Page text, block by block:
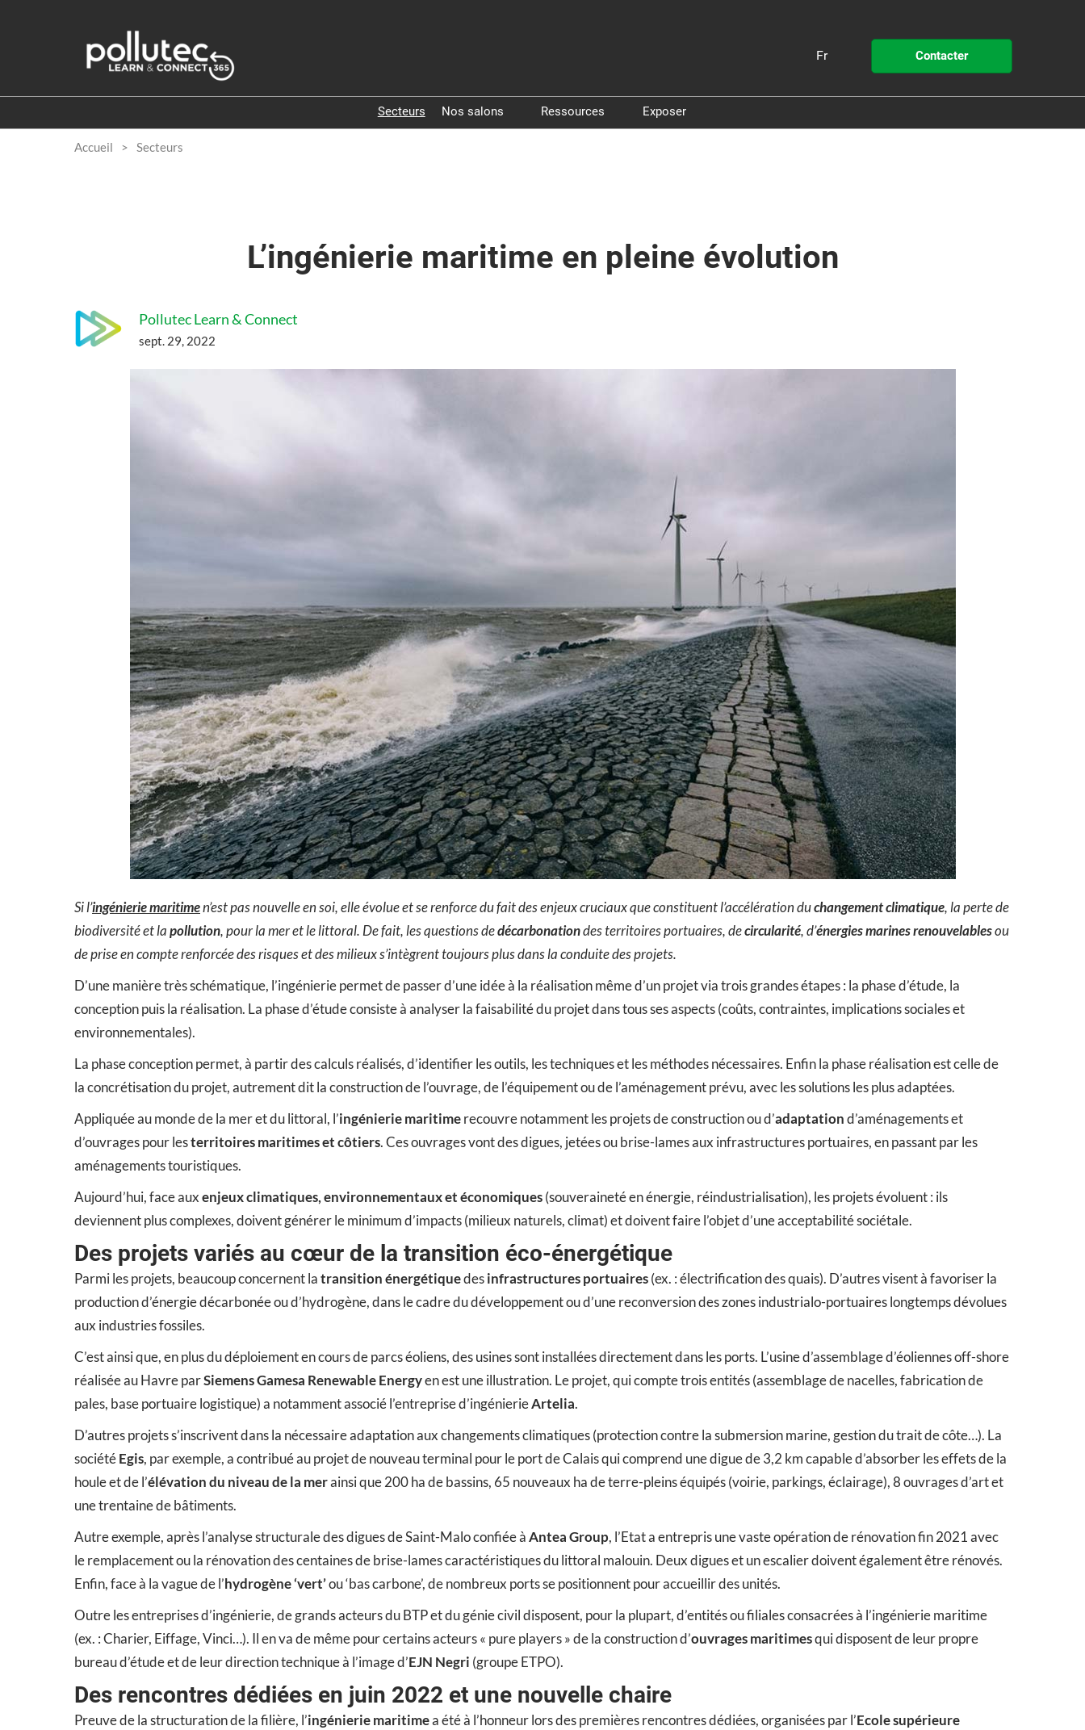
contenu
Fr Contacter
Secteurs Nos salons Ressources Exposer
Accueil Secteurs
L’ingénierie maritime en pleine évolution
Pollutec Learn & Connect
sept. 29, 2022
Si l’ingénierie maritimen’est pas nouvelle en soi, elle évolue et se renforce du fait des enjeux cruciaux que constituent l’accélération duchangement climatique, la perte de
biodiversité et lapollution, pour la mer et le littoral. De fait, les questions dedécarbonationdes territoires portuaires, decircularité, d’énergies marines renouvelablesou
de prise en compte renforcée des risques et des milieux s’intègrent toujours plus dans la conduite des projets.
D’une manière très schématique, l’ingénierie permet de passer d’une idée à la réalisation même d’un projet via trois grandes étapes : la phase d’étude, la
conception puis la réalisation. La phase d’étude consiste à analyser la faisabilité du projet dans tous ses aspects (coûts, contraintes, implications sociales et
environnementales).
La phase conception permet, à partir des calculs réalisés, d’identifier les outils, les techniques et les méthodes nécessaires. Enfin la phase réalisation est celle de
la concrétisation du projet, autrement dit la construction de l’ouvrage, de l’équipement ou de l’aménagement prévu, avec les solutions les plus adaptées.
Appliquée au monde de la mer et du littoral, l’ingénierie maritimerecouvre notamment les projets de construction ou d’adaptationd’aménagements et
d’ouvrages pour lesterritoires maritimes et côtiers. Ces ouvrages vont des digues, jetées ou brise-lames aux infrastructures portuaires, en passant par les
aménagements touristiques.
Aujourd’hui, face auxenjeux climatiques, environnementaux et économiques(souveraineté en énergie, réindustrialisation), les projets évoluent : ils
deviennent plus complexes, doivent générer le minimum d’impacts (milieux naturels, climat) et doivent faire l’objet d’une acceptabilité sociétale.
Des projets variés au cœur de la transition éco-énergétique
Parmi les projets, beaucoup concernent latransition énergétiquedesinfrastructures portuaires(ex. : électrification des quais). D’autres visent à favoriser la
production d’énergie décarbonée ou d’hydrogène, dans le cadre du développement ou d’une reconversion des zones industrialo-portuaires longtemps dévolues
aux industries fossiles.
C’est ainsi que, en plus du déploiement en cours de parcs éoliens, des usines sont installées directement dans les ports. L’usine d’assemblage d’éoliennes off-shore
réalisée au Havre parSiemens Gamesa Renewable Energyen est une illustration. Le projet, qui compte trois entités (assemblage de nacelles, fabrication de
pales, base portuaire logistique) a notamment associé l’entreprise d’ingénierieArtelia.
D’autres projets s’inscrivent dans la nécessaire adaptation aux changements climatiques (protection contre la submersion marine, gestion du trait de côte…). La
sociétéEgis, par exemple, a contribué au projet de nouveau terminal pour le port de Calais qui comprend une digue de 3,2 km capable d’absorber les effets de la
houle et de l’élévation du niveau de la merainsi que 200 ha de bassins, 65 nouveaux ha de terre-pleins équipés (voirie, parkings, éclairage), 8 ouvrages d’art et
une trentaine de bâtiments.
Autre exemple, après l’analyse structurale des digues de Saint-Malo confiée àAntea Group, l’Etat a entrepris une vaste opération de rénovation fin 2021 avec
le remplacement ou la rénovation des centaines de brise-lames caractéristiques du littoral malouin. Deux digues et un escalier doivent également être rénovés.
Enfin, face à la vague de l’hydrogène ‘vert’ou ‘bas carbone’, de nombreux ports se positionnent pour accueillir des unités.
Outre les entreprises d’ingénierie, de grands acteurs du BTP et du génie civil disposent, pour la plupart, d’entités ou filiales consacrées à l’ingénierie maritime
(ex. : Charier, Eiffage, Vinci…). Il en va de même pour certains acteurs « pure players » de la construction d’ouvrages maritimesqui disposent de leur propre
bureau d’étude et de leur direction technique à l’image d’EJN Negri (groupe ETPO).
Des rencontres dédiées en juin 2022 et une nouvelle chaire
Preuve de la structuration de la filière, l’ingénierie maritimea été à l’honneur lors des premières rencontres dédiées, organisées par l’Ecole supérieure